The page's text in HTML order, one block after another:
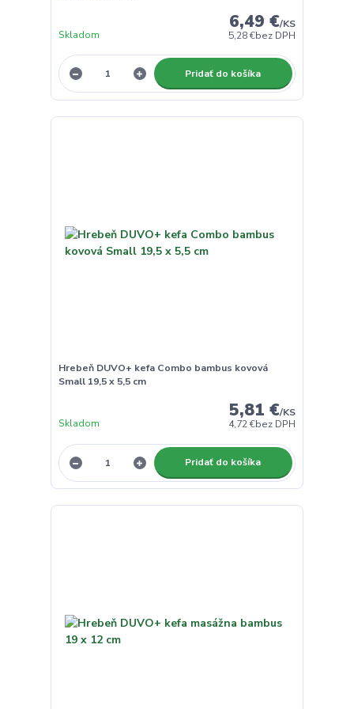
6,49 €/KS
5,28 €bez DPH
Skladom
Pridať do košíka
Hrebeň DUVO+ kefa Combo bambus kovová
Small 19,5 x 5,5 cm
5,81 €/KS
4,72 €bez DPH
Skladom
Pridať do košíka